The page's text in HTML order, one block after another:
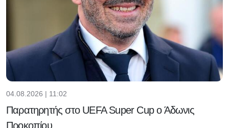
04.08.2026 | 11:02
Παρατηρητής στο UEFA Super Cup ο Άδωνις
Προκοπίου